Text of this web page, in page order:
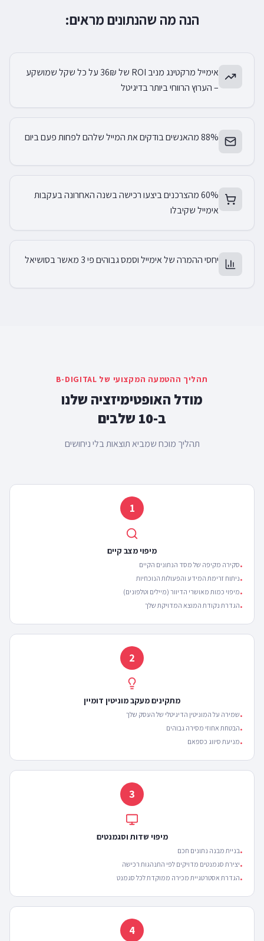
הנה מה שהנתונים מראים:
אימייל מרקטינג מניב ROI של 36₪ על כל שקל שמושקע
– הערוץ הרווחי ביותר בדיגיטל
88% מהאנשים בודקים את המייל שלהם לפחות פעם ביום
60% מהצרכנים ביצעו רכישה בשנה האחרונה בעקבות
אימייל שקיבלו
יחסי ההמרה של אימייל וסמס גבוהים פי 3 מאשר בסושיאל
תהליך ההטמעה המקצועי של B-DIGITAL
מודל האופטימיזציה שלנו
ב-10 שלבים
תהליך מוכח שמביא תוצאות בלי ניחושים
1
מיפוי מצב קיים
•סקירה מקיפה של מסד הנתונים הקיים
•ניתוח זרימת המידע והפעולות הנוכחיות
•מיפוי כמות מאושרי הדיוור (מיילים וטלפונים)
•הגדרת נקודת המוצא המדויקת שלך
2
מתקינים מעקב מוניטין דומיין
•שמירה על המוניטין הדיגיטלי של העסק שלך
•הבטחת אחוזי מסירה גבוהים
•מניעת סיווג כספאם
3
מיפוי שדות וסגמנטים
•בניית מבנה נתונים חכם
•יצירת סגמנטים מדויקים לפי התנהגות רכישה
•הגדרת אסטרטגיית מכירה ממוקדת לכל סגמנט
4